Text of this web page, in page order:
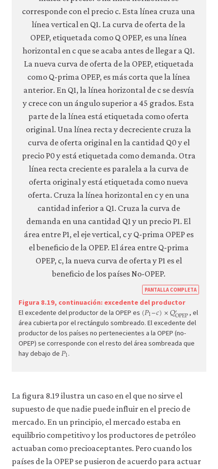
PANTALLA COMPLETA
Figura 8.19, continuación: excedente del productor
El excedente del productor de la OPEP es(𝑃1–𝑐)×𝑄′OPEP
(P1 – × OPEP
, el
área cubierta por el rectángulo sombreado. El excedente del
productor de los países no pertenecientes a la OPEP (no-
OPEP) se corresponde con el resto del área sombreada que
hay debajo de𝑃1
P1.
La figura 8.19 ilustra un caso en el que no sirve el
supuesto de que nadie puede influir en el precio de
mercado. En un principio, el mercado estaba en
equilibrio competitivo y los productores de petróleo
actuaban como precioaceptantes. Pero cuando los
países de la OPEP se pusieron de acuerdo para actuar